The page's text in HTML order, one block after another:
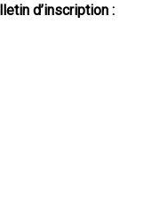
: